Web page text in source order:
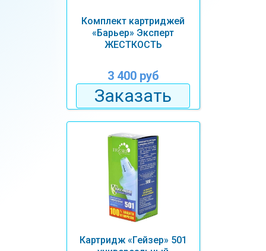
Комплект картриджей
«Барьер» Эксперт
ЖЕСТКОСТЬ
3 400 руб
Заказать
Картридж «Гейзер» 501